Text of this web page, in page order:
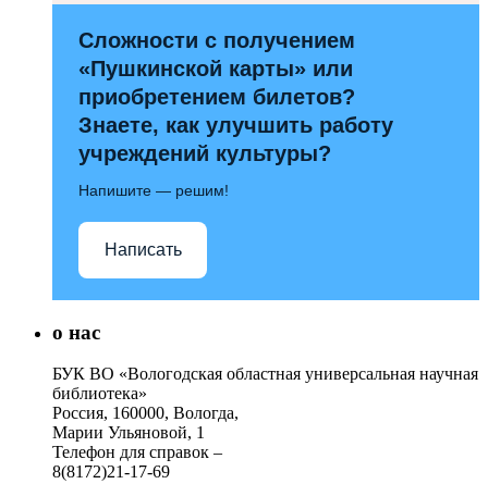
Сложности с получением
«Пушкинской карты» или
приобретением билетов?
Знаете, как улучшить работу
учреждений культуры?
Напишите — решим!
Написать
о нас
БУК ВО «Вологодская областная универсальная научная
библиотека»
Россия, 160000, Вологда,
Марии Ульяновой, 1
Телефон для справок –
8(8172)21-17-69